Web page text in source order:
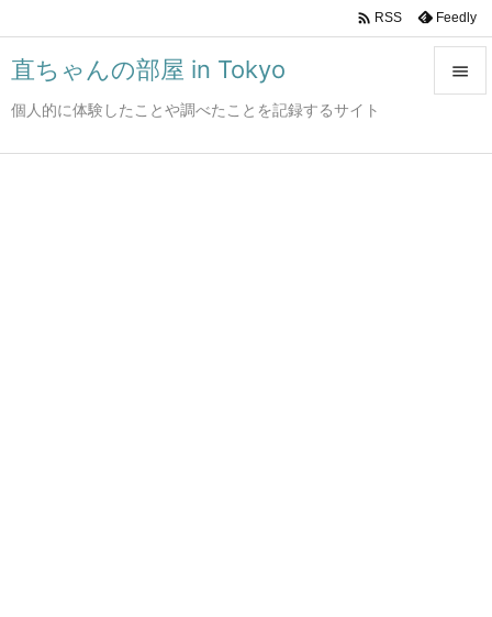
直ちゃんの部屋 in Tokyo
個人的に体験したことや調べたことを記録するサイト

 RSS Feedly